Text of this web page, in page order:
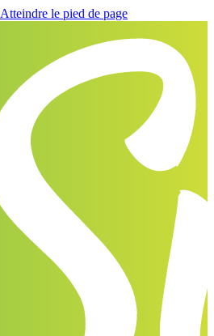
Atteindre le pied de page